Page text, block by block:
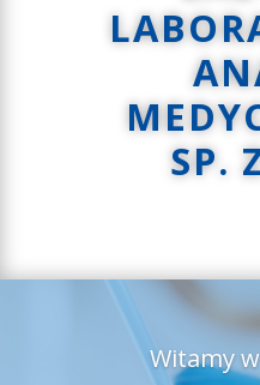
SP.
Witamy